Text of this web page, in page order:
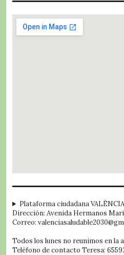
Plataforma ciudadana
Dirección: Avenida Hermanos
Correo:
Todos los lunes no reunimos en la
Teléfono de contacto Teresa: